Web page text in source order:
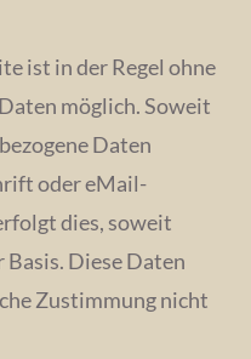
ist in der Regel ohne
möglich. Soweit
Daten
oder eMail-
dies, soweit
Diese Daten
Zustimmung nicht